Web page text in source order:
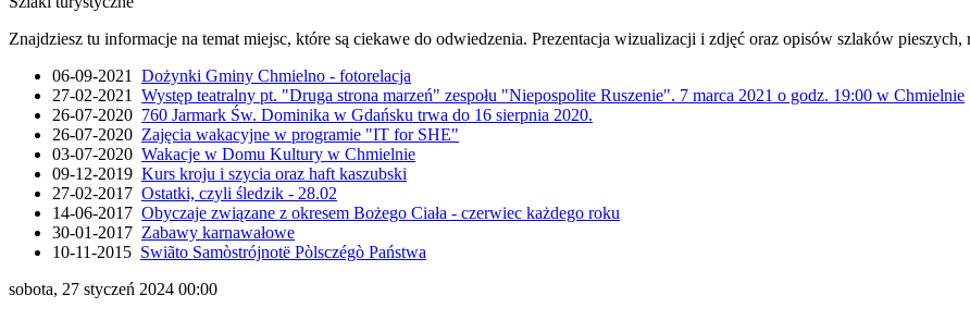
Znajdziesz tu informacje na temat miejsc, które są ciekawe do odwiedzenia. Prezentacja wizualizacji i zdjęć oraz opisów szlaków
06-09-2021 Dożynki Gminy Chmielno - fotorelacja
27-02-2021 Występ teatralny pt. "Druga strona marzeń" zespołu "Niepospolite Ruszenie". 7 marca 2021 o godz. 19:00 w Chmielnie
26-07-2020 760 Jarmark Św. Dominika w Gdańsku trwa do 16 sierpnia 2020.
26-07-2020 Zajęcia wakacyjne w programie "IT for SHE"
03-07-2020 Wakacje w Domu Kultury w Chmielnie
09-12-2019 Kurs kroju i szycia oraz haft kaszubski
27-02-2017 Ostatki, czyli śledzik - 28.02
14-06-2017 Obyczaje związane z okresem Bożego Ciała - czerwiec każdego roku
30-01-2017 Zabawy karnawałowe
10-11-2015 Swiãto Samòstrójnotë Pòlsczégò Państwa
sobota, 27 styczeń 2024 00:00